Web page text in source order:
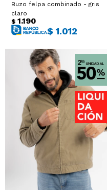
Buzo felpa combinado - gris
claro
$ 1.190
$ 1.012